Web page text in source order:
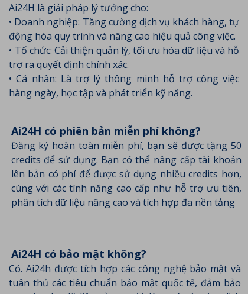
Ai24H là giải pháp lý tưởng cho:
• Doanh nghiệp: Tăng cường dịch vụ khách hàng, tự
động hóa quy trình và nâng cao hiệu quả công việc.
• Tổ chức: Cải thiện quản lý, tối ưu hóa dữ liệu và hỗ
trợ ra quyết định chính xác.
• Cá nhân: Là trợ lý thông minh hỗ trợ công việc
hàng ngày, học tập và phát triển kỹ năng.
Ai24H có phiên bản miễn phí không?
Đăng ký hoàn toàn miễn phí, bạn sẽ được tặng 50
credits để sử dụng. Bạn có thể nâng cấp tài khoản
lên bản có phí để được sử dụng nhiều credits hơn,
cùng với các tính năng cao cấp như hỗ trợ ưu tiên,
phân tích dữ liệu nâng cao và tích hợp đa nền tảng
Ai24H có bảo mật không?
Có. Ai24h được tích hợp các công nghệ bảo mật và
tuân thủ các tiêu chuẩn bảo mật quốc tế, đảm bảo